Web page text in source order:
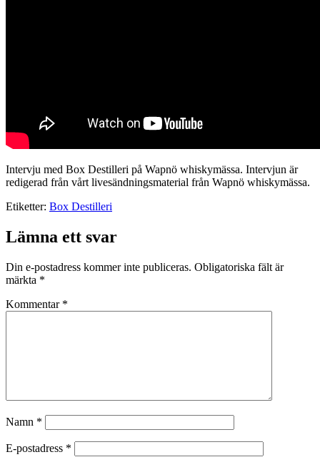
Intervju med Box Destilleri på Wapnö whiskymässa. Intervjun är
redigerad från vårt livesändningsmaterial från Wapnö whiskymässa.
Etiketter: Box Destilleri
Lämna ett svar
Din e-postadress kommer inte publiceras. Obligatoriska fält är
märkta *
Kommentar *
Namn *
E-postadress *